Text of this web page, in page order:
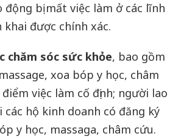
bị mất việc làm ở các lĩnh
được chính xác.
chăm sóc sức khỏe, bao gồm
xoa bóp y học, châm
việc làm cố định; người lao
hộ kinh doanh có đăng ký
y học, massaga, châm cứu.